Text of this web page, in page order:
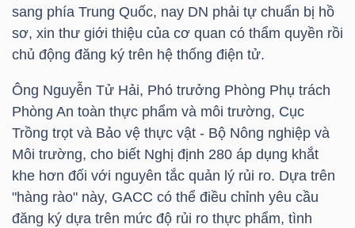
sang phía Trung Quốc, nay DN phải tự chuẩn bị hồ
sơ, xin thư giới thiệu của cơ quan có thẩm quyền rồi
chủ động đăng ký trên hệ thống điện tử.
Ông Nguyễn Tử Hải, Phó trưởng Phòng Phụ trách
Phòng An toàn thực phẩm và môi trường, Cục
Trồng trọt và Bảo vệ thực vật - Bộ Nông nghiệp và
Môi trường, cho biết Nghị định 280 áp dụng khắt
khe hơn đối với nguyên tắc quản lý rủi ro. Dựa trên
"hàng rào" này, GACC có thể điều chỉnh yêu cầu
đăng ký dựa trên mức độ rủi ro thực phẩm, tình
VĨ
MÔ
NGÀNH
DOANH
NGHIỆP